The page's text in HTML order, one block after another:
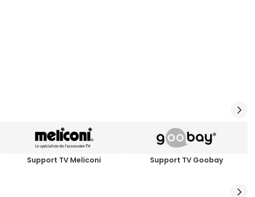
Support TV Meliconi Support TV Goobay